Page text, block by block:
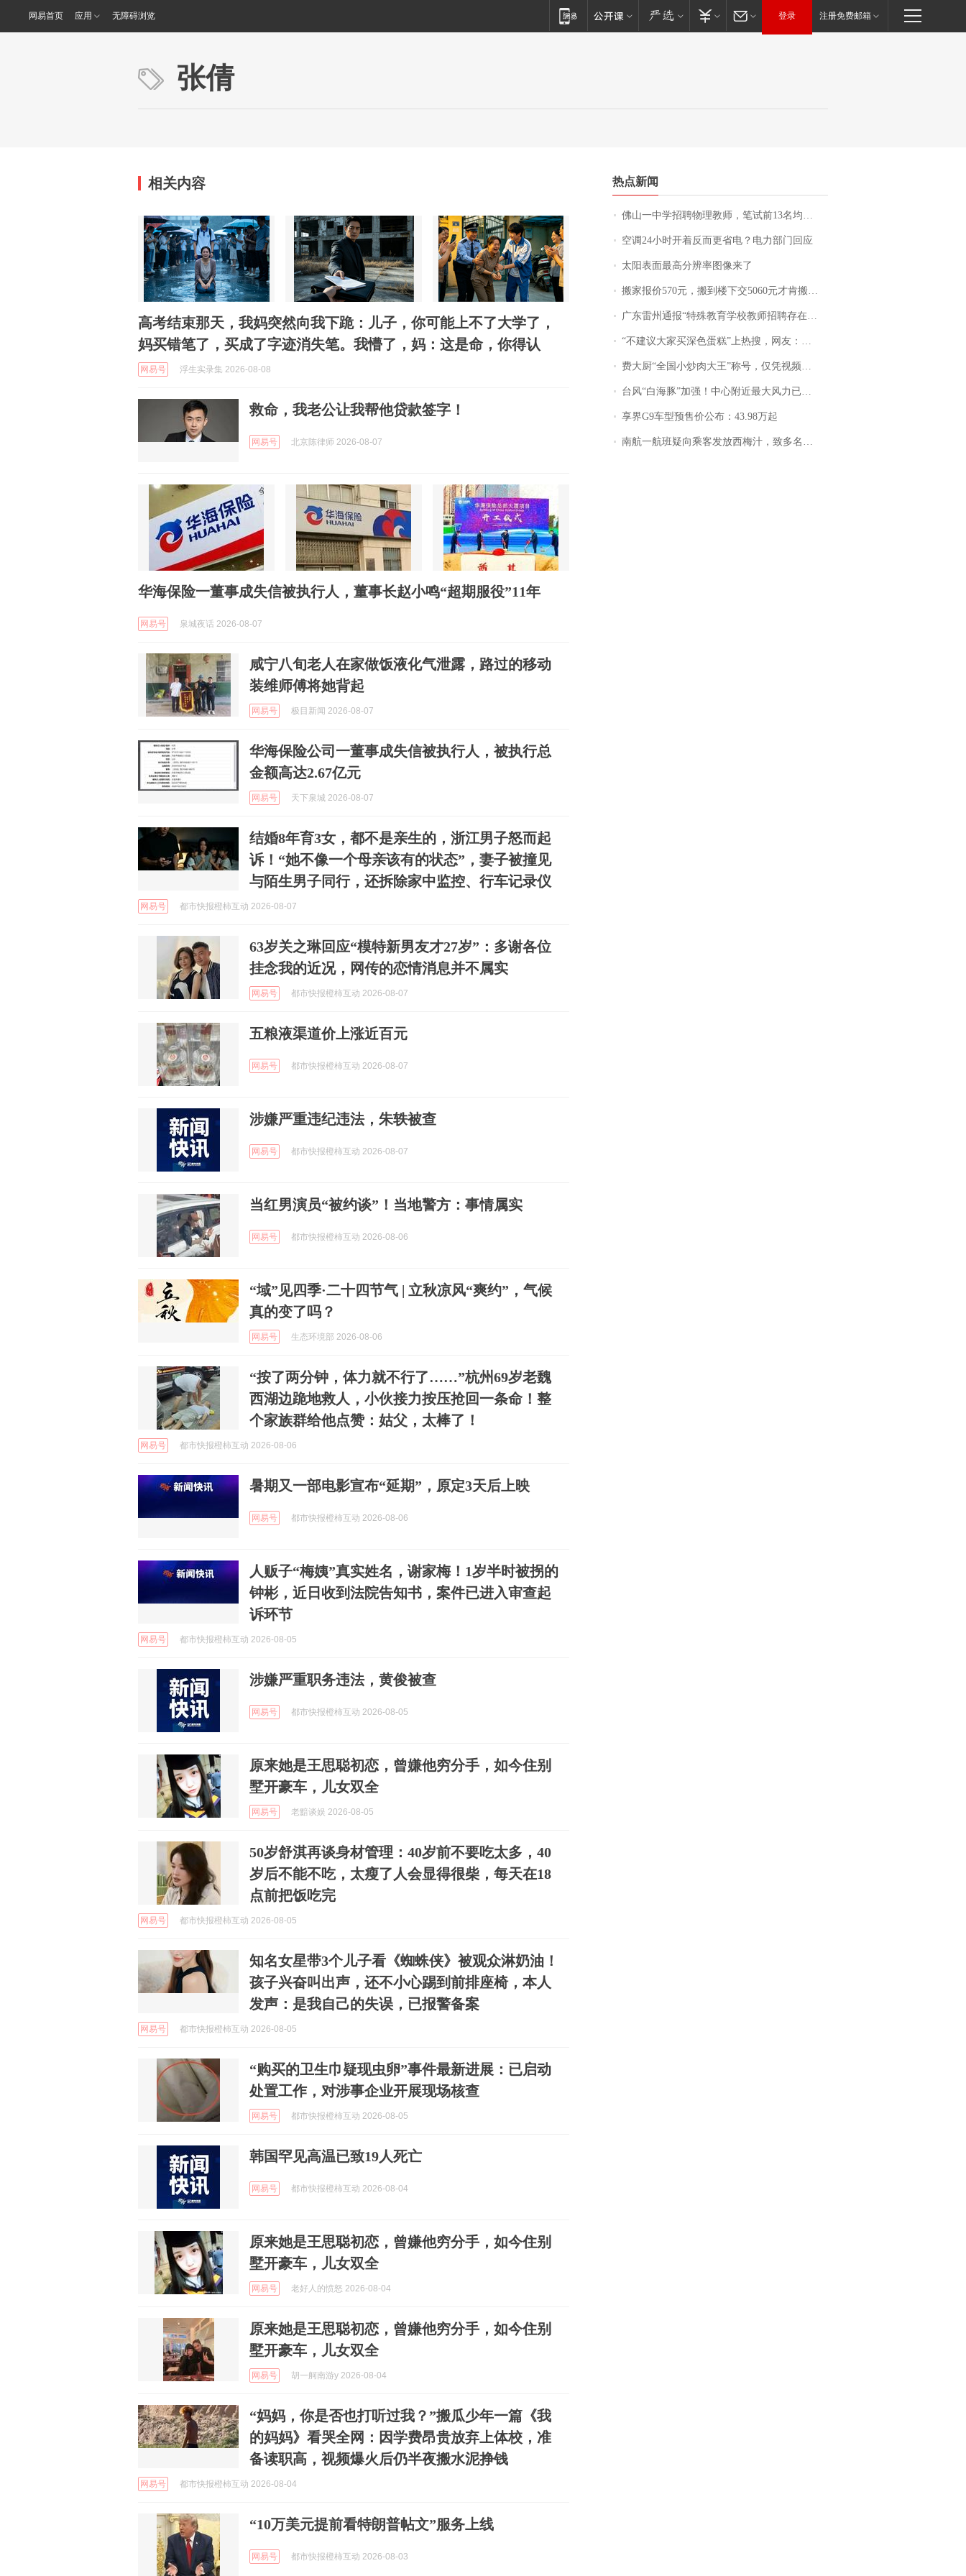
网易首页 应用 无障碍浏览 登录 注册免费邮箱
张倩
相关内容
高考结束那天，我妈突然向我下跪：儿子，你可能上不了大学了，
妈买错笔了，买成了字迹消失笔。我懵了，妈：这是命，你得认
网易号 浮生实录集 2026-08-08
救命，我老公让我帮他贷款签字！
网易号 北京陈律师 2026-08-07
华海保险一董事成失信被执行人，董事长赵小鸣“超期服役”11年
网易号 泉城夜话 2026-08-07
咸宁八旬老人在家做饭液化气泄露，路过的移动
装维师傅将她背起
网易号 极目新闻 2026-08-07
华海保险公司一董事成失信被执行人，被执行总
金额高达2.67亿元
网易号 天下泉城 2026-08-07
结婚8年育3女，都不是亲生的，浙江男子怒而起
诉！“她不像一个母亲该有的状态”，妻子被撞见
与陌生男子同行，还拆除家中监控、行车记录仪
网易号 都市快报橙柿互动 2026-08-07
63岁关之琳回应“模特新男友才27岁”：多谢各位
挂念我的近况，网传的恋情消息并不属实
网易号 都市快报橙柿互动 2026-08-07
五粮液渠道价上涨近百元
网易号 都市快报橙柿互动 2026-08-07
涉嫌严重违纪违法，朱轶被查
网易号 都市快报橙柿互动 2026-08-07
当红男演员“被约谈”！当地警方：事情属实
网易号 都市快报橙柿互动 2026-08-06
“域”见四季·二十四节气 | 立秋凉风“爽约”，气候
真的变了吗？
网易号 生态环境部 2026-08-06
“按了两分钟，体力就不行了……”杭州69岁老魏
西湖边跪地救人，小伙接力按压抢回一条命！整
个家族群给他点赞：姑父，太棒了！
网易号 都市快报橙柿互动 2026-08-06
暑期又一部电影宣布“延期”，原定3天后上映
网易号 都市快报橙柿互动 2026-08-06
人贩子“梅姨”真实姓名，谢家梅！1岁半时被拐的
钟彬，近日收到法院告知书，案件已进入审查起
诉环节
网易号 都市快报橙柿互动 2026-08-05
涉嫌严重职务违法，黄俊被查
网易号 都市快报橙柿互动 2026-08-05
原来她是王思聪初恋，曾嫌他穷分手，如今住别
墅开豪车，儿女双全
网易号 老黯谈娱 2026-08-05
50岁舒淇再谈身材管理：40岁前不要吃太多，40
岁后不能不吃，太瘦了人会显得很柴，每天在18
点前把饭吃完
网易号 都市快报橙柿互动 2026-08-05
知名女星带3个儿子看《蜘蛛侠》被观众淋奶油！
孩子兴奋叫出声，还不小心踢到前排座椅，本人
发声：是我自己的失误，已报警备案
网易号 都市快报橙柿互动 2026-08-05
“购买的卫生巾疑现虫卵”事件最新进展：已启动
处置工作，对涉事企业开展现场核查
网易号 都市快报橙柿互动 2026-08-05
韩国罕见高温已致19人死亡
网易号 都市快报橙柿互动 2026-08-04
原来她是王思聪初恋，曾嫌他穷分手，如今住别
墅开豪车，儿女双全
网易号 老好人的愤怒 2026-08-04
原来她是王思聪初恋，曾嫌他穷分手，如今住别
墅开豪车，儿女双全
网易号 胡一舸南游y 2026-08-04
“妈妈，你是否也打听过我？”搬瓜少年一篇《我
的妈妈》看哭全网：因学费昂贵放弃上体校，准
备读职高，视频爆火后仍半夜搬水泥挣钱
网易号 都市快报橙柿互动 2026-08-04
“10万美元提前看特朗普帖文”服务上线
网易号 都市快报橙柿互动 2026-08-03
热点新闻
佛山一中学招聘物理教师，笔试前13名均遭淘汰？教育局：已叫停招聘，成立调查组全面核查
空调24小时开着反而更省电？电力部门回应
太阳表面最高分辨率图像来了
搬家报价570元，搬到楼下交5060元才肯搬上楼！女子傻眼了……
广东雷州通报“特殊教育学校教师招聘存在违规行为”：已启动问责程序 副校长被停职
“不建议大家买深色蛋糕”上热搜，网友：天塌了！
费大厨“全国小炒肉大王”称号，仅凭视频评出？中国烹饪协会回应
台风“白海豚”加强！中心附近最大风力已达15级 最新研判
享界G9车型预售价公布：43.98万起
南航一航班疑向乘客发放西梅汁，致多名乘客在飞行途中排队上厕所！乘客：机上100多人只有2个厕所；客服回应：并非每架飞机都会发放西梅汁